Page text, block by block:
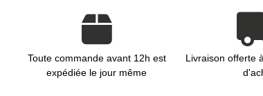
Toute commande avant 12h est
expédiée le jour même
Livraison offerte